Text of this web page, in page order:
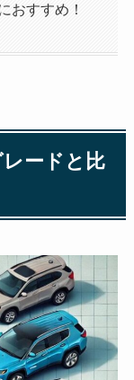
おすすめ！
ードと比